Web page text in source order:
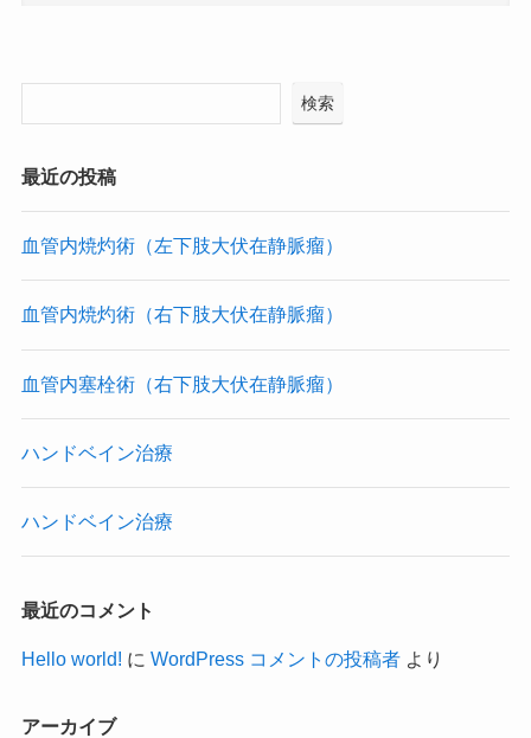
検索
最近の投稿
血管内焼灼術（左下肢大伏在静脈瘤）
血管内焼灼術（右下肢大伏在静脈瘤）
血管内塞栓術（右下肢大伏在静脈瘤）
ハンドベイン治療
ハンドベイン治療
最近のコメント
Hello world! に WordPress コメントの投稿者より
アーカイブ